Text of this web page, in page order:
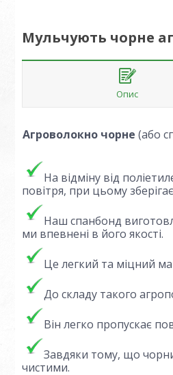
Мульчують чорне
Опис
Агроволокно чорне (або
На відміну від
повітря, при цьому
Наш спанбонд
ми впевнені в його якості.
Це легкий та міцний
До складу такого
Він легко пропускає
Завдяки тому, що
чистими.